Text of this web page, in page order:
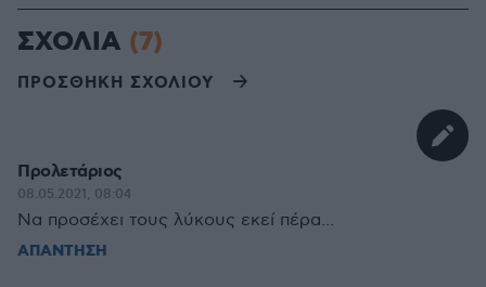
ΣΧΟΛΙΑ (7)
ΠΡΟΣΘΗΚΗ ΣΧΟΛΙΟΥ
Προλετάριος
08.05.2021, 08:04
Να προσέχει τους λύκους εκεί πέρα...
ΑΠΑΝΤΗΣΗ